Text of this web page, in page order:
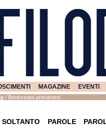
MAGAZINE EVENTI
/ Bentornata primavera
PAROLE